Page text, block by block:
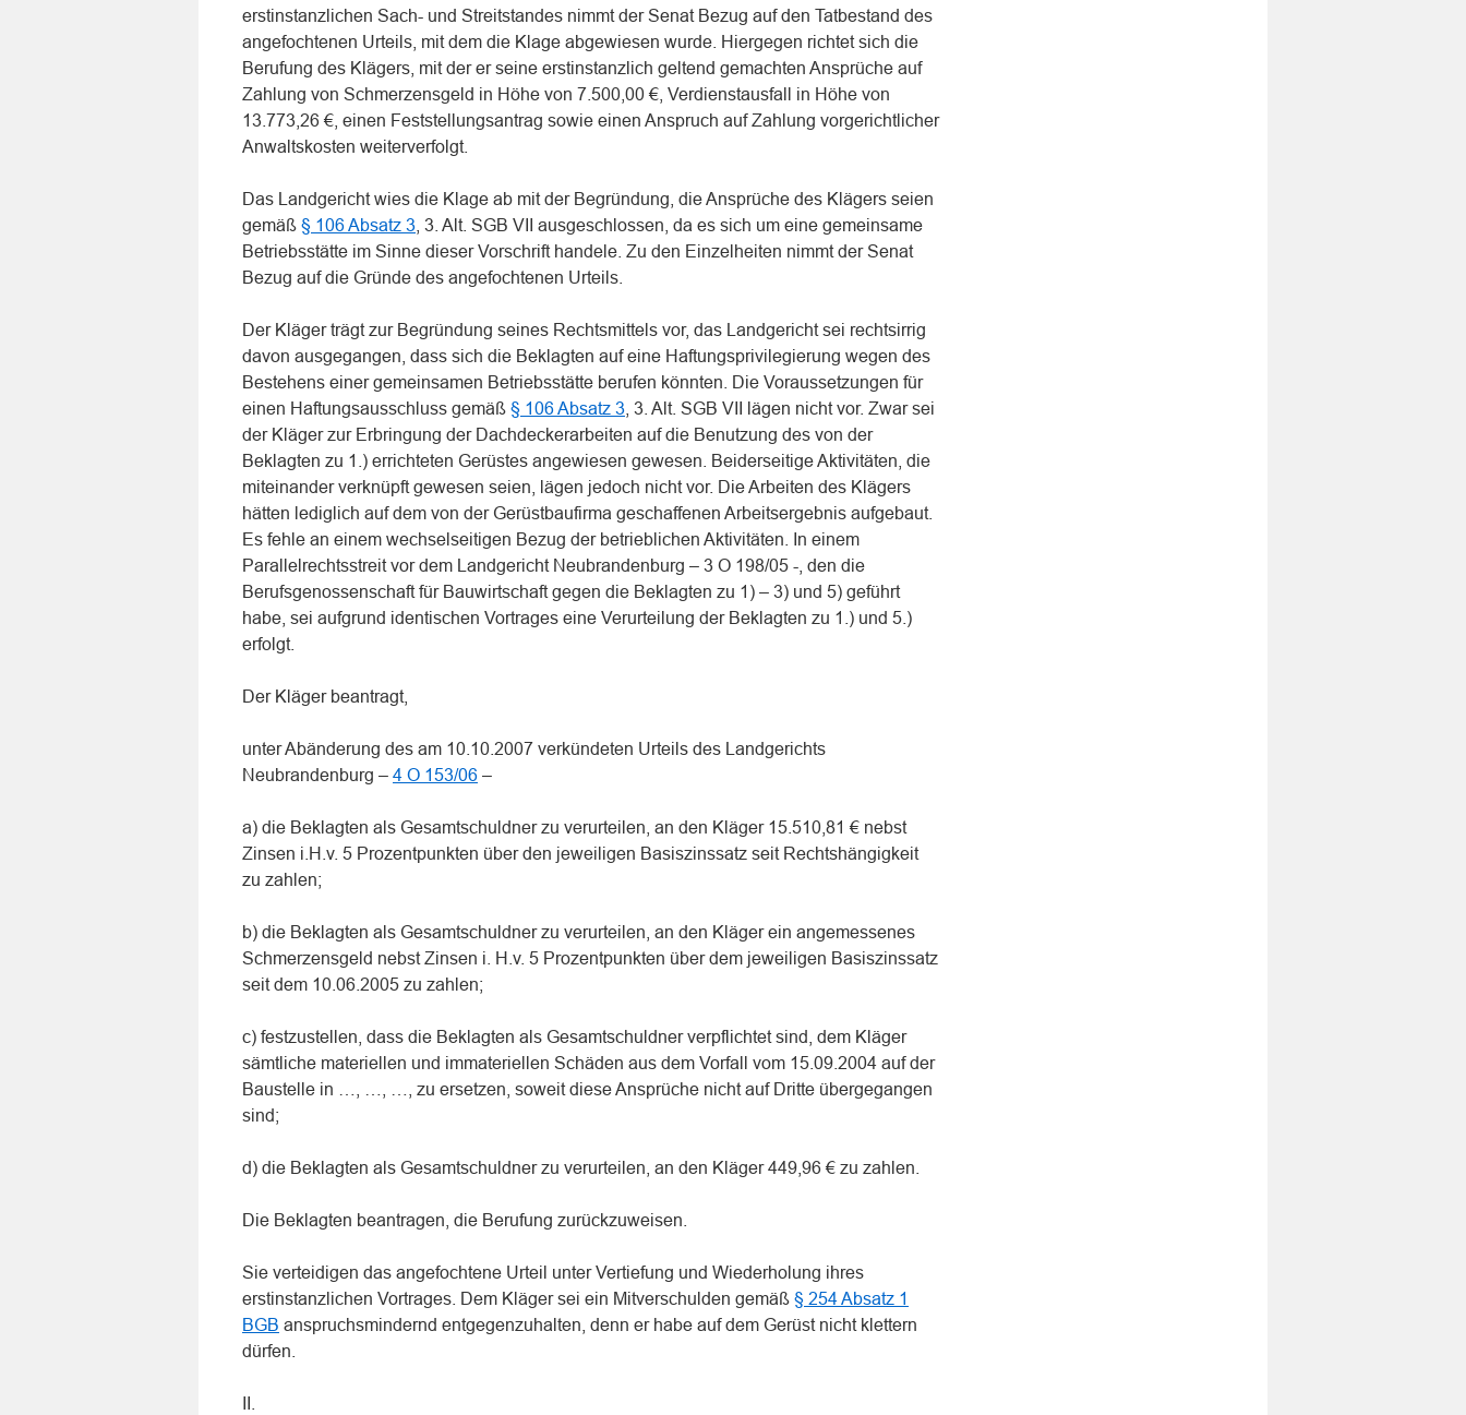
erstinstanzlichen Sach- und Streitstandes nimmt der Senat Bezug auf den Tatbestand des
angefochtenen Urteils, mit dem die Klage abgewiesen wurde. Hiergegen richtet sich die
Berufung des Klägers, mit der er seine erstinstanzlich geltend gemachten Ansprüche auf
Zahlung von Schmerzensgeld in Höhe von 7.500,00 €, Verdienstausfall in Höhe von
13.773,26 €, einen Feststellungsantrag sowie einen Anspruch auf Zahlung vorgerichtlicher
Anwaltskosten weiterverfolgt.
Das Landgericht wies die Klage ab mit der Begründung, die Ansprüche des Klägers seien
gemäß § 106 Absatz 3 , 3. Alt. SGB VII ausgeschlossen, da es sich um eine gemeinsame
Betriebsstätte im Sinne dieser Vorschrift handele. Zu den Einzelheiten nimmt der Senat
Bezug auf die Gründe des angefochtenen Urteils.
Der Kläger trägt zur Begründung seines Rechtsmittels vor, das Landgericht sei rechtsirrig
davon ausgegangen, dass sich die Beklagten auf eine Haftungsprivilegierung wegen des
Bestehens einer gemeinsamen Betriebsstätte berufen könnten. Die Voraussetzungen für
einen Haftungsausschluss gemäß § 106 Absatz 3 , 3. Alt. SGB VII lägen nicht vor. Zwar sei
der Kläger zur Erbringung der Dachdeckerarbeiten auf die Benutzung des von der
Beklagten zu 1.) errichteten Gerüstes angewiesen gewesen. Beiderseitige Aktivitäten, die
miteinander verknüpft gewesen seien, lägen jedoch nicht vor. Die Arbeiten des Klägers
hätten lediglich auf dem von der Gerüstbaufirma geschaffenen Arbeitsergebnis aufgebaut.
Es fehle an einem wechselseitigen Bezug der betrieblichen Aktivitäten. In einem
Parallelrechtsstreit vor dem Landgericht Neubrandenburg – 3 O 198/05 -, den die
Berufsgenossenschaft für Bauwirtschaft gegen die Beklagten zu 1) – 3) und 5) geführt
habe, sei aufgrund identischen Vortrages eine Verurteilung der Beklagten zu 1.) und 5.)
erfolgt.
Der Kläger beantragt,
unter Abänderung des am 10.10.2007 verkündeten Urteils des Landgerichts
Neubrandenburg – 4 O 153/06 –
a) die Beklagten als Gesamtschuldner zu verurteilen, an den Kläger 15.510,81 € nebst
Zinsen i.H.v. 5 Prozentpunkten über den jeweiligen Basiszinssatz seit Rechtshängigkeit
zu zahlen;
b) die Beklagten als Gesamtschuldner zu verurteilen, an den Kläger ein angemessenes
Schmerzensgeld nebst Zinsen i. H.v. 5 Prozentpunkten über dem jeweiligen Basiszinssatz
seit dem 10.06.2005 zu zahlen;
c) festzustellen, dass die Beklagten als Gesamtschuldner verpflichtet sind, dem Kläger
sämtliche materiellen und immateriellen Schäden aus dem Vorfall vom 15.09.2004 auf der
Baustelle in …, …, …, zu ersetzen, soweit diese Ansprüche nicht auf Dritte übergegangen
sind;
d) die Beklagten als Gesamtschuldner zu verurteilen, an den Kläger 449,96 € zu zahlen.
Die Beklagten beantragen, die Berufung zurückzuweisen.
Sie verteidigen das angefochtene Urteil unter Vertiefung und Wiederholung ihres
erstinstanzlichen Vortrages. Dem Kläger sei ein Mitverschulden gemäß § 254 Absatz 1
BGB anspruchsmindernd entgegenzuhalten, denn er habe auf dem Gerüst nicht klettern
dürfen.